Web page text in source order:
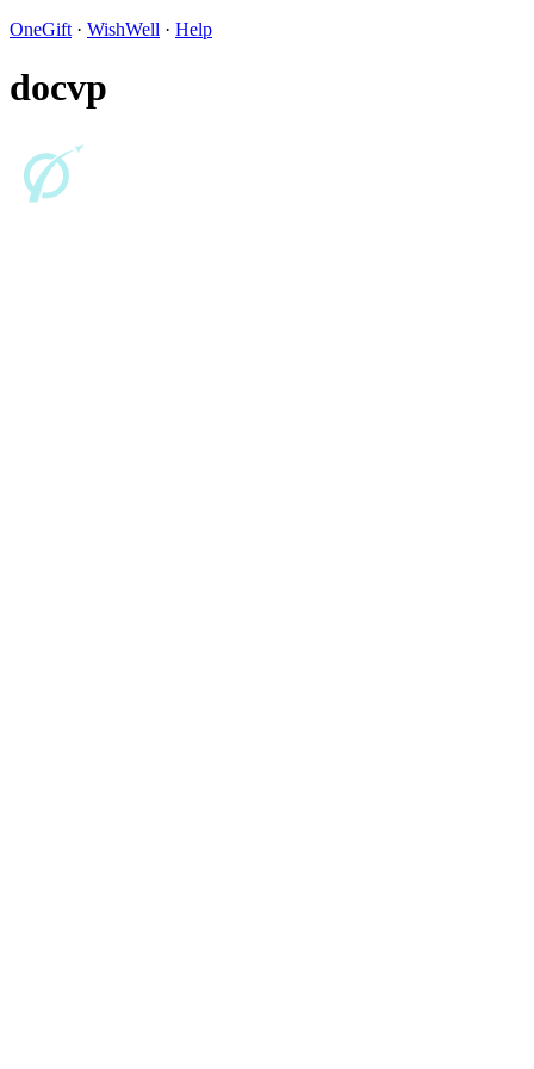
OneGift · WishWell · Help
docvp